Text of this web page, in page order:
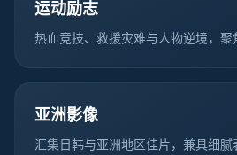
运动励志
热血竞技、救援灾难与人物逆境，聚
亚洲影像
汇集日韩与亚洲地区佳片，兼具细腻